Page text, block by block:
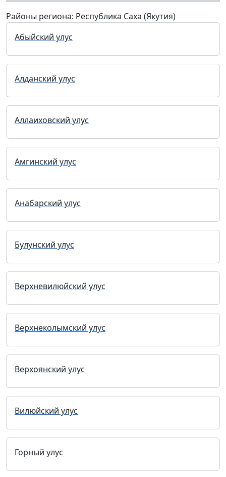
Районы региона: Республика Саха (Якутия)
Абыйский улус
Алданский улус
Аллаиховский улус
Амгинский улус
Анабарский улус
Булунский улус
Верхневилюйский улус
Верхнеколымский улус
Верхоянский улус
Вилюйский улус
Горный улус